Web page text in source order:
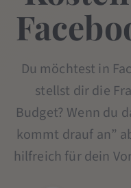
Du möchtest in
stellst dir die
Budget? Wenn du
kommt drauf an”
hilfreich für dein